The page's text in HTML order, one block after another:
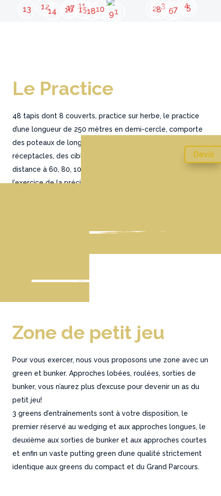
1 2 3 45
67
8
9
10
11
12
13 14 15
16
17 18
Le Practice
48 tapis dont 8 couverts, practice sur herbe, le practice
d’une longueur de 250 mètres en demi-cercle, comporte
des poteaux de longueur/hauteur, des paniers cibles
réceptacles, des cibles ludiques, des indicateurs de
distance à 60, 80, 100, 135, 150 et 200 mètres pour
l’exercice de la précision, bunker longs coups et de
Zone de petit jeu
Pour vous exercer, nous vous proposons une zone avec un
green et bunker. Approches lobées, roulées, sorties de
bunker, vous n’aurez plus d’excuse pour devenir un as du
petit jeu!
3 greens d’entraînements sont à votre disposition, le
premier réservé au wedging et aux approches longues, le
deuxième aux sorties de bunker et aux approches courtes
et enfin un vaste putting green d’une qualité strictement
identique aux greens du compact et du Grand Parcours.
Devis